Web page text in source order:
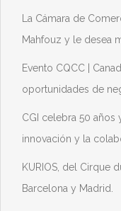
La Cámara de
Mahfouz y le desea
Evento CQCC |
oportunidades de
CGI celebra 50 años
innovación y la
KURIOS, del Cirque
Barcelona y Madrid.